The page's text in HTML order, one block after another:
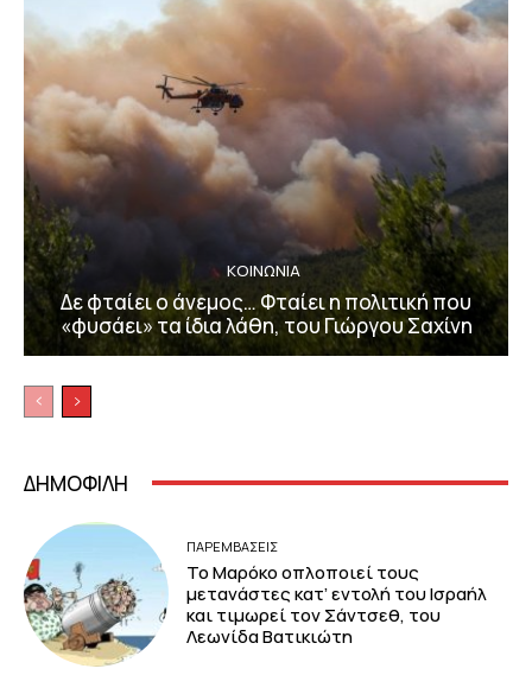
ΚΟΙΝΩΝΙΑ
Δε φταίει ο άνεμος… Φταίει η πολιτική που
«φυσάει» τα ίδια λάθη, του Γιώργου Σαχίνη
ΔΗΜΟΦΙΛΗ
ΠΑΡΕΜΒΑΣΕΙΣ
Το Μαρόκο οπλοποιεί τους
μετανάστες κατ’ εντολή του Ισραήλ
και τιμωρεί τον Σάντσεθ, του
Λεωνίδα Βατικιώτη